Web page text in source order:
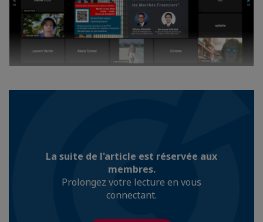
La suite de l'article est réservée aux
membres.
Prolongez votre lecture en vous
connectant.